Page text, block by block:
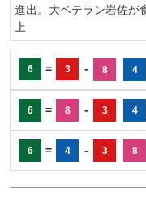
進出。大ベテラン岩佐が
上
6 = 3 - 8 4
6 = 8 - 3 4
6 = 4 - 3 8